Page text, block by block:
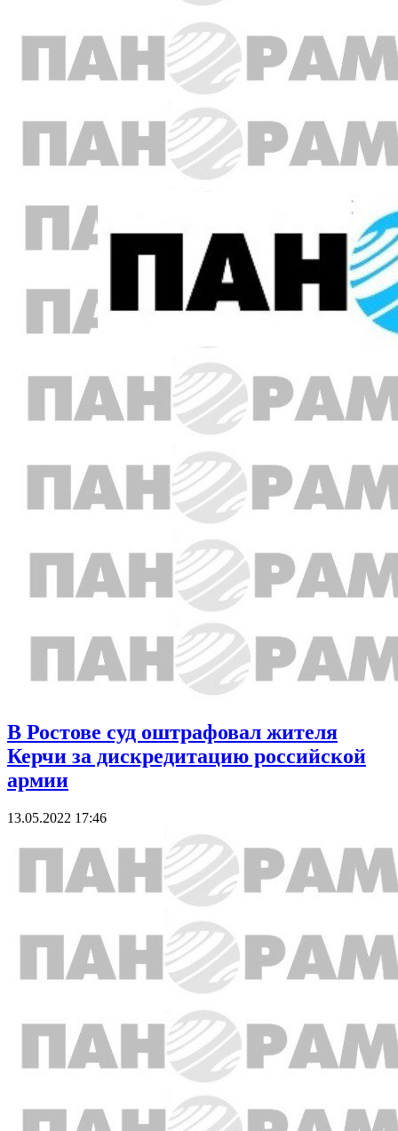
В Ростове суд оштрафовал жителя
Керчи за дискредитацию российской
армии
13.05.2022 17:46